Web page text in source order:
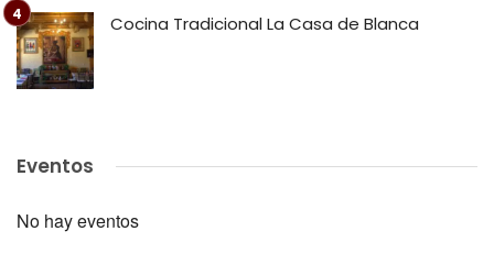
Cocina Tradicional La Casa de Blanca
Eventos
No hay eventos